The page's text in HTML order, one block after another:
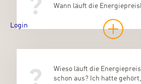
Login
Wann läuft die
Wieso läuft die
schon aus? Ich hatte